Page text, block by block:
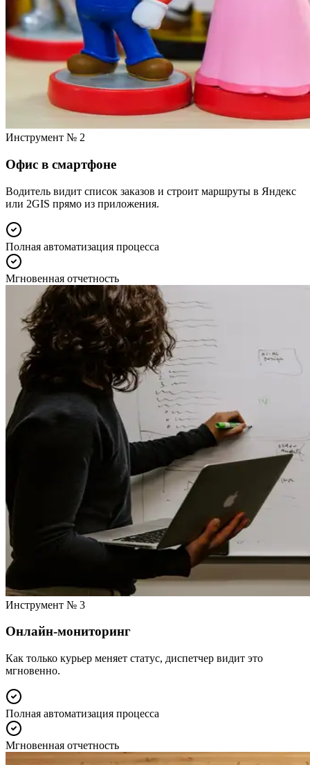
Инструмент № 2
Офис в смартфоне
Водитель видит список заказов и строит маршруты в Яндекс
или 2GIS прямо из приложения.
Полная автоматизация процесса
Мгновенная отчетность
Инструмент № 3
Онлайн-мониторинг
Как только курьер меняет статус, диспетчер видит это
мгновенно.
Полная автоматизация процесса
Мгновенная отчетность